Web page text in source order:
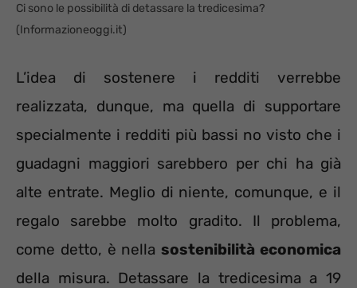
Ci sono le possibilità di detassare la tredicesima?
(Informazioneoggi.it)
L’idea di sostenere i redditi verrebbe
realizzata, dunque, ma quella di supportare
specialmente i redditi più bassi no visto che i
guadagni maggiori sarebbero per chi ha già
alte entrate. Meglio di niente, comunque, e il
regalo sarebbe molto gradito. Il problema,
come detto, è nella sostenibilità economica
della misura. Detassare la tredicesima a 19